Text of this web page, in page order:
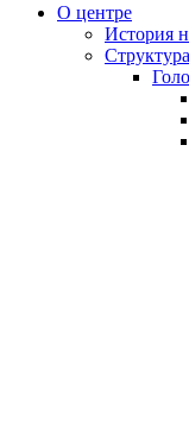
О центре
История
Структура